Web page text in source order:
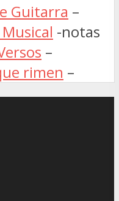
Guitarra –
-notas
–
rimen –